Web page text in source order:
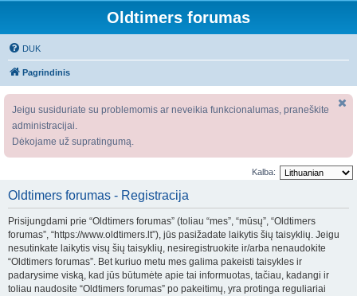
Oldtimers forumas
DUK
Pagrindinis
Jeigu susiduriate su problemomis ar neveikia funkcionalumas, praneškite
administracijai.
Dėkojame už supratingumą.
Kalba:
Oldtimers forumas - Registracija
Prisijungdami prie “Oldtimers forumas” (toliau “mes”, “mūsų”, “Oldtimers
forumas”, “https://www.oldtimers.lt”), jūs pasižadate laikytis šių taisyklių. Jeigu
nesutinkate laikytis visų šių taisyklių, nesiregistruokite ir/arba nenaudokite
“Oldtimers forumas”. Bet kuriuo metu mes galima pakeisti taisykles ir
padarysime viską, kad jūs būtumėte apie tai informuotas, tačiau, kadangi ir
toliau naudosite “Oldtimers forumas” po pakeitimų, yra protinga reguliariai